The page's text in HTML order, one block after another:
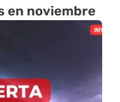
en noviembre